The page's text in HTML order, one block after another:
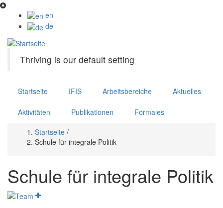
Direkt
en
de
Thriving is our default setting
Startseite IFIS Arbeitsbereiche Aktuelles
Aktivitäten Publikationen Formales
Pfadnavigation
Startseite /
Schule für integrale Politik
Schule für integrale Politik